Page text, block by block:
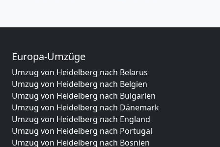
Europa-Umzüge
Umzug von Heidelberg nach Belarus
Umzug von Heidelberg nach Belgien
Umzug von Heidelberg nach Bulgarien
Umzug von Heidelberg nach Dänemark
Umzug von Heidelberg nach England
Umzug von Heidelberg nach Portugal
Umzug von Heidelberg nach Bosnien